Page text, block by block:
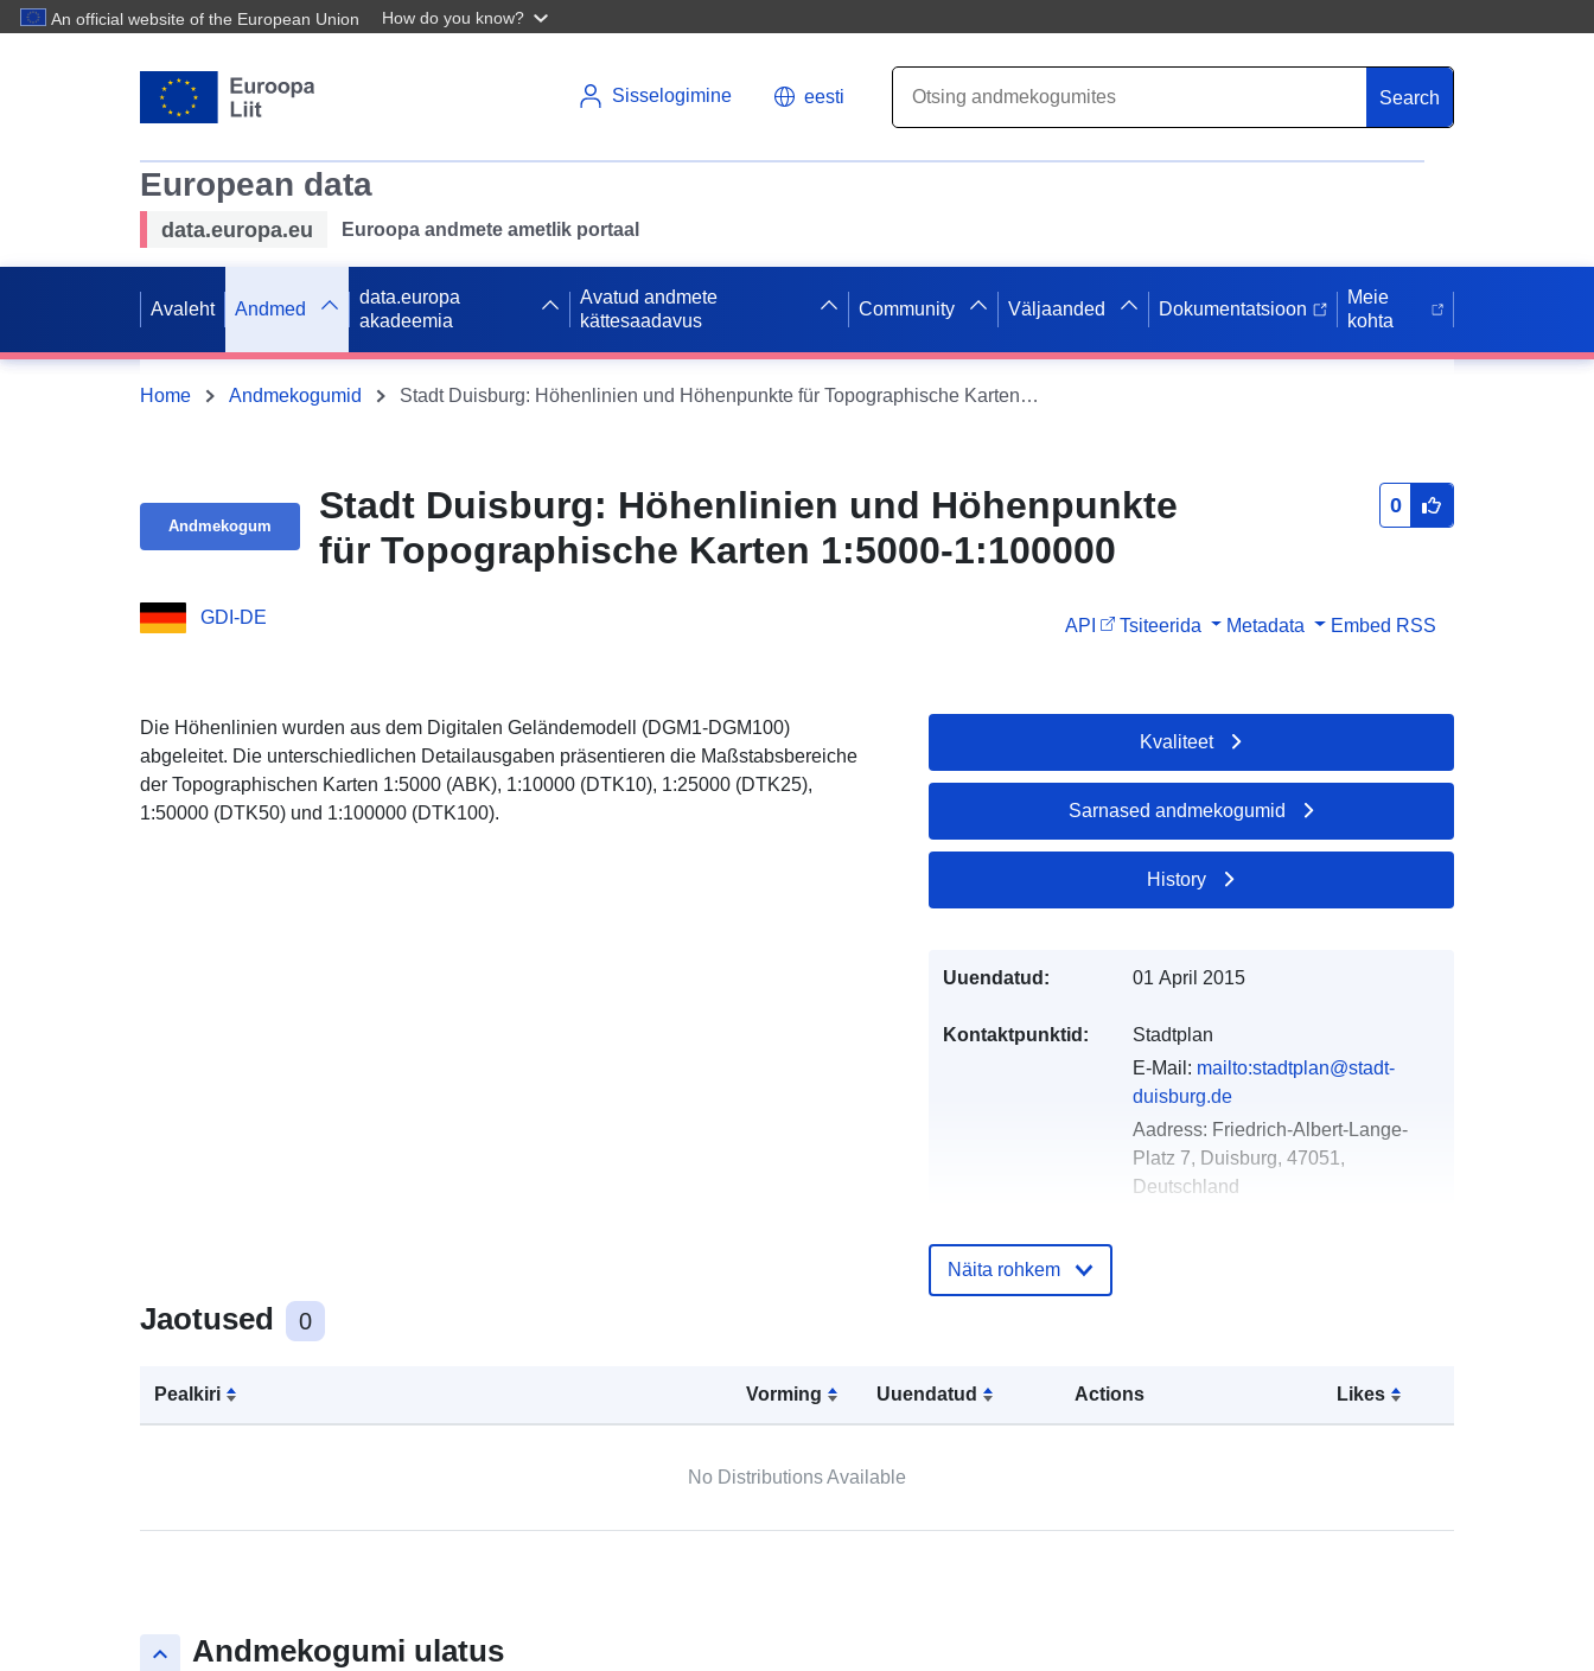
An official website of the European Union How do you know?
Sisselogimine eesti Search
European data
data.europa.eu Euroopa andmete ametlik portaal
Avaleht Andmed
data.europa
akadeemia
Avatud andmete
kättesaadavus
Community Väljaanded Dokumentatsioon
Meie
kohta
Home Andmekogumid Stadt Duisburg: Höhenlinien und Höhenpunkte für Topographische Karten 1:5000-1:100000
Andmekogum
Stadt Duisburg: Höhenlinien und Höhenpunkte
für Topographische Karten 1:5000-1:100000
0
GDI-DE API Tsiteerida Metadata Embed RSS
Die Höhenlinien wurden aus dem Digitalen Geländemodell (DGM1-DGM100)
abgeleitet. Die unterschiedlichen Detailausgaben präsentieren die Maßstabsbereiche
der Topographischen Karten 1:5000 (ABK), 1:10000 (DTK10), 1:25000 (DTK25),
1:50000 (DTK50) und 1:100000 (DTK100).
Jaotused 0
Pealkiri Vorming Uuendatud Actions Likes
No Distributions Available
keyboard_arrow_up Andmekogumi ulatus
Kvaliteet
Sarnased andmekogumid
History
Uuendatud: 01 April 2015
Kontaktpunktid:
Stadtplan
E-Mail: mailto:stadtplan@stadt-
duisburg.de
Aadress: Friedrich-Albert-Lange-
Platz 7, Duisburg, 47051,
Deutschland
Kataloogi kirje:
Geograafiline
ulatus:
Koordinaadid:
6.8358, 51.562 ], [ 6.8358, 51.3319 ],
Näita rohkem